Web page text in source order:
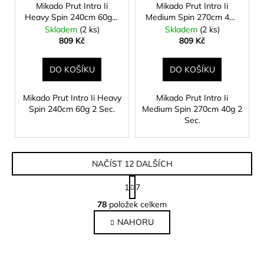
Mikado Prut Intro Ii
Heavy Spin 240cm 60g 2
Sec.
Skladem (2 ks)
809 Kč
DO KOŠÍKU
Mikado Prut Intro Ii Heavy
Spin 240cm 60g 2 Sec.
Mikado Prut Intro Ii
Medium Spin 270cm 40g
2 Sec.
Skladem (2 ks)
809 Kč
DO KOŠÍKU
Mikado Prut Intro Ii
Medium Spin 270cm 40g 2
Sec.
O
v
l
á
NAČÍST 12 DALŠÍCH
S
t
r
á
n
k
1
7
78 položek celkem
NAHORU